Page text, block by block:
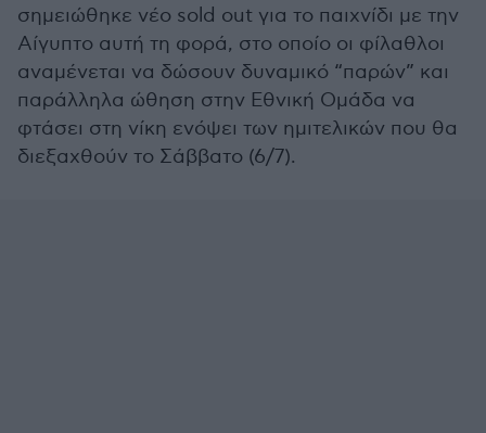
σημειώθηκε νέο sold out για το παιχνίδι με την
Αίγυπτο αυτή τη φορά, στο οποίο οι φίλαθλοι
αναμένεται να δώσουν δυναμικό “παρών” και
παράλληλα ώθηση στην Εθνική Oμάδα να
φτάσει στη νίκη ενόψει των ημιτελικών που θα
διεξαχθούν το Σάββατο (6/7).